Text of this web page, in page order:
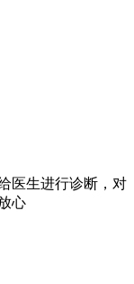
医生进行诊断，对
心